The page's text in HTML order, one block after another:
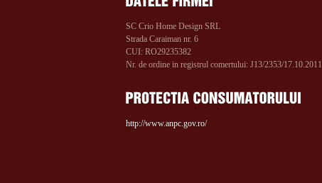
SC Crio Home Design SRL
Strada Caraiman nr. 6
CUI: RO29235382
Nr. de ordine in registrul comertului: J13/2353/17.10.2011
http://www.anpc.gov.ro/